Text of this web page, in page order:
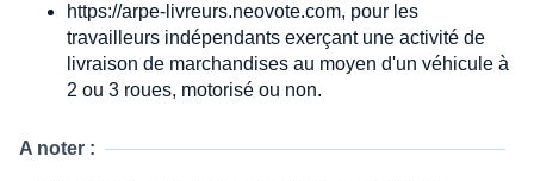
https://arpe-livreurs.neovote.com, pour les
travailleurs indépendants exerçant une activité de
livraison de marchandises au moyen d'un véhicule à
2 ou 3 roues, motorisé ou non.
A noter :